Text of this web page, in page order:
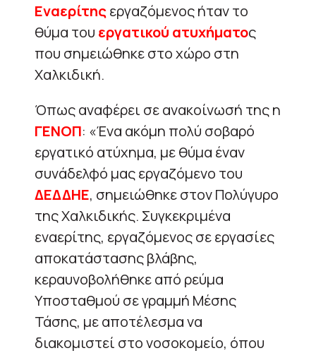
Εναερίτηςεργαζόμενος ήταν το
θύμα του εργατικού ατυχήματος
που σημειώθηκε στο χώρο στη
Χαλκιδική.
Όπως αναφέρει σε ανακοίνωσή της η
ΓΕΝΟΠ: «Ένα ακόμη πολύ σοβαρό
εργατικό ατύχημα, με θύμα έναν
συνάδελφό μας εργαζόμενο του
ΔΕΔΔΗΕ, σημειώθηκε στον Πολύγυρο
της Χαλκιδικής. Συγκεκριμένα
εναερίτης, εργαζόμενος σε εργασίες
αποκατάστασης βλάβης,
κεραυνοβολήθηκε από ρεύμα
Υποσταθμού σε γραμμή Μέσης
Τάσης, με αποτέλεσμα να
διακομιστεί στο νοσοκομείο, όπου